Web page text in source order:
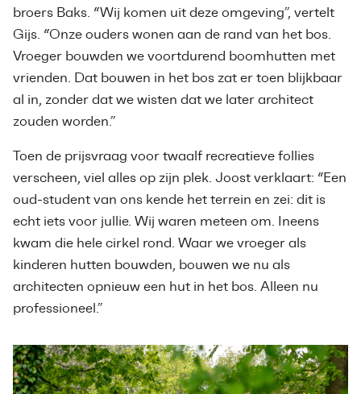
broers Baks. “Wij komen uit deze omgeving”, vertelt
Gijs. “Onze ouders wonen aan de rand van het bos.
Vroeger bouwden we voortdurend boomhutten met
vrienden. Dat bouwen in het bos zat er toen blijkbaar
al in, zonder dat we wisten dat we later architect
zouden worden.”
Toen de prijsvraag voor twaalf recreatieve follies
verscheen, viel alles op zijn plek. Joost verklaart: “Een
oud-student van ons kende het terrein en zei: dit is
echt iets voor jullie. Wij waren meteen om. Ineens
kwam die hele cirkel rond. Waar we vroeger als
kinderen hutten bouwden, bouwen we nu als
architecten opnieuw een hut in het bos. Alleen nu
professioneel.”